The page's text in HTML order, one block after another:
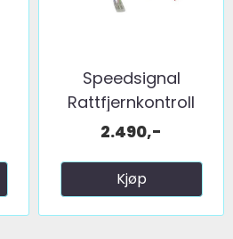
Speedsignal
Rattfjernkontroll
interface ...
2.490,-
Kjøp